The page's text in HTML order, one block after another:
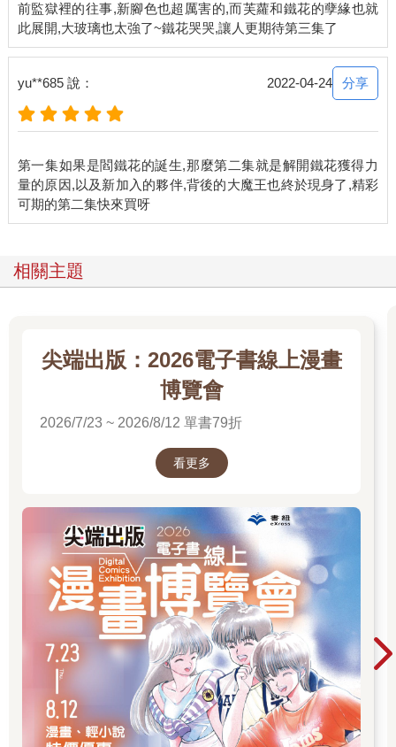
前監獄裡的往事,新腳色也超厲害的,而芙蘿和鐵花的孽緣也就
yu**685 說： 2022-04-24 分享
第一集如果是閻鐵花的誕生,那麼第二集就是解開鐵花獲得力
量的原因,以及新加入的夥伴,背後的大魔王也終於現身了,精彩
可期的第二集快來買呀
相關主題
尖端出版：2026電子書線上漫畫
博覽會
2026/7/23 ~ 2026/8/12 單書79折
看更多